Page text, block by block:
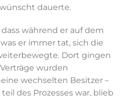
dauerte.
während er auf dem
er immer tat, sich die
Dort gingen
wurden
wechselten Besitzer –
des Prozesses war, blieb